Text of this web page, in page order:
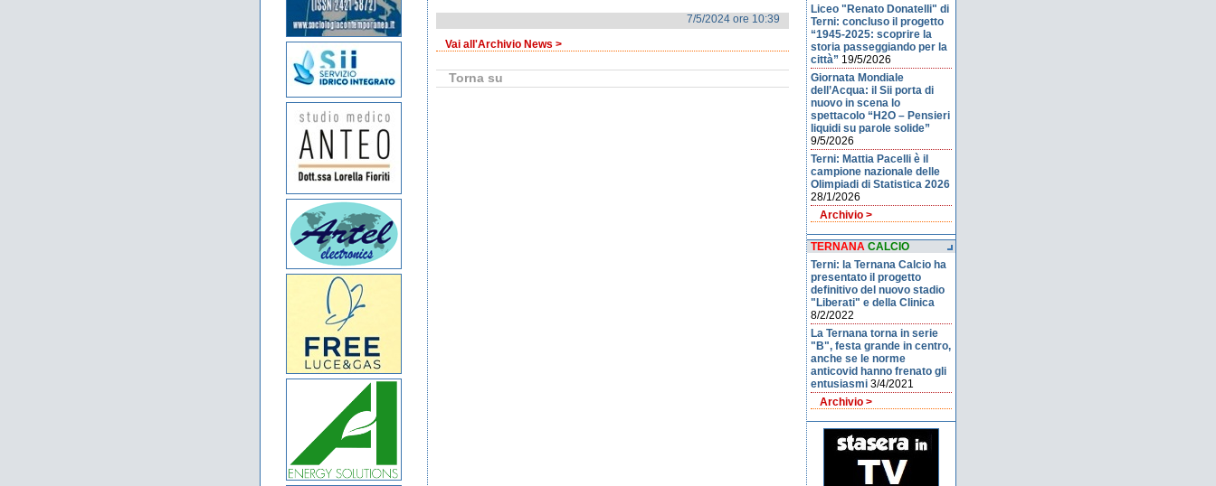
Liceo "Renato Donatelli" di
Terni: concluso il progetto
“1945-2025: scoprire la
storia passeggiando per la
città” 19/5/2026
Giornata Mondiale
dell’Acqua: il Sii porta di
nuovo in scena lo
spettacolo “H2O – Pensieri
liquidi su parole solide”
9/5/2026
Terni: Mattia Pacelli è il
campione nazionale delle
Olimpiadi di Statistica 2026
28/1/2026
Archivio >
TERNANA CALCIO
Terni: la Ternana Calcio ha
presentato il progetto
definitivo del nuovo stadio
"Liberati" e della Clinica
8/2/2022
La Ternana torna in serie
"B", festa grande in centro,
anche se le norme
anticovid hanno frenato gli
entusiasmi 3/4/2021
Archivio >
7/5/2024 ore 10:39
Vai all'Archivio News >
Torna su